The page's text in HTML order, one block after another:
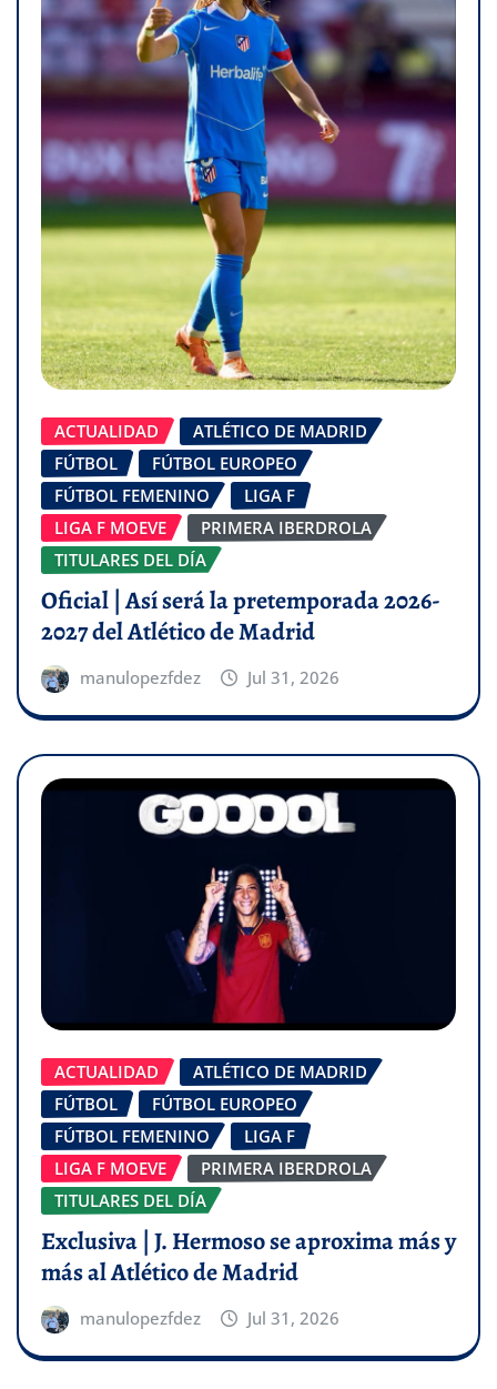
ACTUALIDAD
ATLÉTICO DE MADRID
FÚTBOL
FÚTBOL EUROPEO
FÚTBOL FEMENINO
LIGA F
LIGA F MOEVE
PRIMERA IBERDROLA
TITULARES DEL DÍA
Oficial | Así será la pretemporada 2026-
2027 del Atlético de Madrid
manulopezfdez Jul 31, 2026
ACTUALIDAD
ATLÉTICO DE MADRID
FÚTBOL
FÚTBOL EUROPEO
FÚTBOL FEMENINO
LIGA F
LIGA F MOEVE
PRIMERA IBERDROLA
TITULARES DEL DÍA
Exclusiva | J. Hermoso se aproxima más y
más al Atlético de Madrid
manulopezfdez Jul 31, 2026